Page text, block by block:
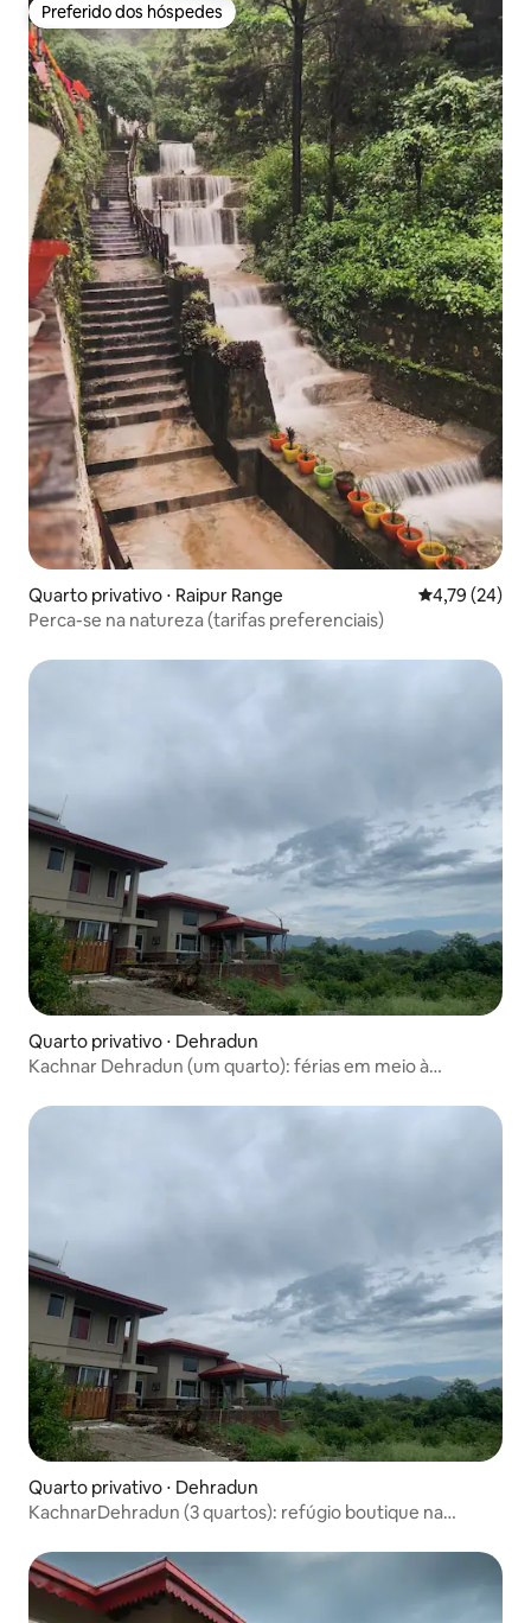
Preferido dos hóspedes
Preferido dos hóspedes
Quarto privativo ⋅ Raipur Range 4,79 de uma
4,79 (24)
Perca-se na natureza (tarifas preferenciais)
Quarto privativo ⋅ Dehradun
Kachnar Dehradun (um quarto): férias em meio à
Quarto privativo ⋅ Dehradun
KachnarDehradun (3 quartos): refúgio boutique na